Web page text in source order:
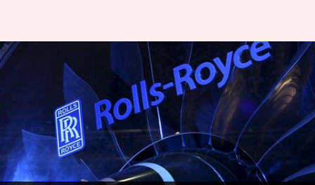
रोल्स रॉयस की 5 सालों में रक्षा क्षेत्र
को मजबूत बनाने की योजना, दोगुना
करेगी साझेदारियां
लेखन दिनेश चंद शर्मा Feb 10, 2025 01:15 pm
क्या है खबर?